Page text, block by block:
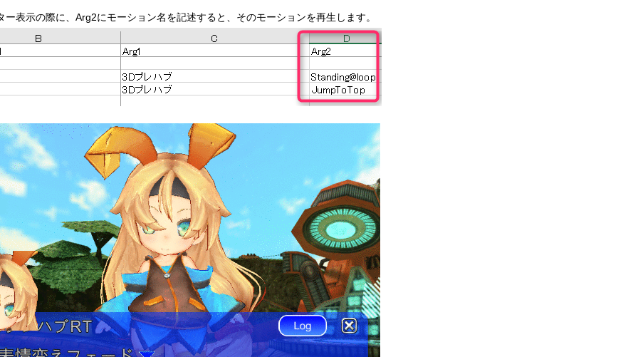
ー表示の際に、Arg2にモーション名を記述すると、そのモーションを再生します。